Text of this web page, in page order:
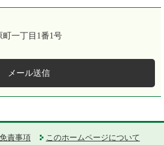
町一丁目1番1号
メール送信
免責事項 このホームページについて